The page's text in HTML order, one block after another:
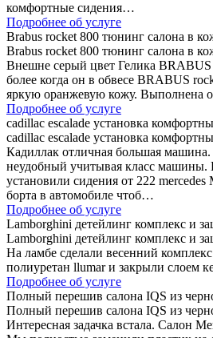
комфортные сидения…
Подробнее об услуге
Brabus rocket 800 тюнинг салона в
Brabus rocket 800 тюнинг салона в
Внешне серый цвет Гелика BRABUS
более когда он в обвесе BRABUS
яркую оранжевую кожу. Выполнена
Подробнее об услуге
cadillac escalade установка
cadillac escalade установка
Кадиллак отличная большая
неудобный учитывая класс машины.
установили сидения от 222
борта в автомобиле чтоб…
Подробнее об услуге
Lamborghini детейлинг комплекс и
Lamborghini детейлинг комплекс и
На ламбе сделали весенний
полиуретан llumar и закрыли слоем
Подробнее об услуге
Полный перешив салона IQS из
Полный перешив салона IQS из
Интересная задачка встала. Салон